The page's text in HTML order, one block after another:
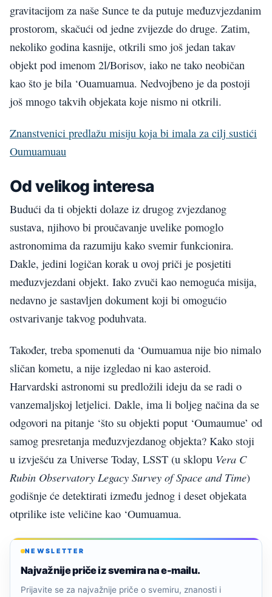
gravitacijom za naše Sunce te da putuje međuzvjezdanim
prostorom, skačući od jedne zvijezde do druge. Zatim,
nekoliko godina kasnije, otkrili smo još jedan takav
objekt pod imenom 2l/Borisov, iako ne tako neobičan
kao što je bila ‘Ouamuamua. Nedvojbeno je da postoji
još mnogo takvih objekata koje nismo ni otkrili.
Znanstvenici predlažu misiju koja bi imala za cilj sustići
Oumuamuau
Od velikog interesa
Budući da ti objekti dolaze iz drugog zvjezdanog
sustava, njihovo bi proučavanje uvelike pomoglo
astronomima da razumiju kako svemir funkcionira.
Dakle, jedini logičan korak u ovoj priči je posjetiti
međuzvjezdani objekt. Iako zvuči kao nemoguća misija,
nedavno je sastavljen dokument koji bi omogućio
ostvarivanje takvog poduhvata.
Također, treba spomenuti da ‘Oumuamua nije bio nimalo
sličan kometu, a nije izgledao ni kao asteroid.
Harvardski astronomi su predložili ideju da se radi o
vanzemaljskoj letjelici. Dakle, ima li boljeg načina da se
odgovori na pitanje ‘što su objekti poput ‘Oumaumue’ od
samog presretanja međuzvjezdanog objekta? Kako stoji
u izvješću za Universe Today, LSST (u sklopu Vera C
Rubin Observatory Legacy Survey of Space and Time)
godišnje će detektirati između jednog i deset objekata
otprilike iste veličine kao ‘Oumuamua.
NEWSLETTER
Najvažnije priče iz svemira na e-mailu.
Prijavite se za najvažnije priče o svemiru, znanosti i